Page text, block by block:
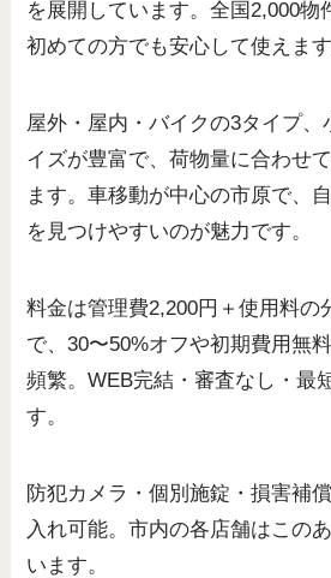
を展開しています。全国2,000物
初めての方でも安心して使えます
屋外・屋内・バイクの3タイプ、
イズが豊富で、荷物量に合わせ
ます。車移動が中心の市原で、
を見つけやすいのが魅力です。
料金は管理費2,200円＋使用料の
で、30〜50%オフや初期費用無
頻繁。WEB完結・審査なし・最
す。
防犯カメラ・個別施錠・損害補
入れ可能。市内の各店舗はこの
います。